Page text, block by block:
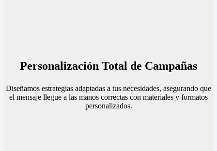
Personalización Total de Campañas
Diseñamos estrategias adaptadas a tus necesidades, asegurando que
el mensaje llegue a las manos correctas con materiales y formatos
personalizados.